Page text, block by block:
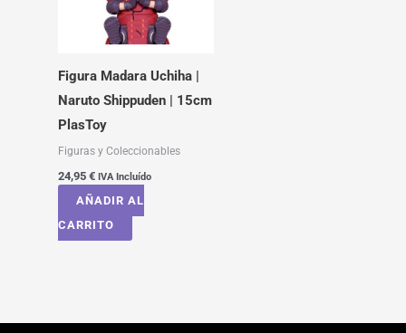
Figura Madara Uchiha |
Naruto Shippuden | 15cm
PlasToy
Figuras y Coleccionables
24,95 € IVA Incluído
AÑADIR AL
CARRITO